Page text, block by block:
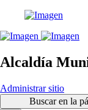
Alcaldía
Administrar sitio
Buscar en la